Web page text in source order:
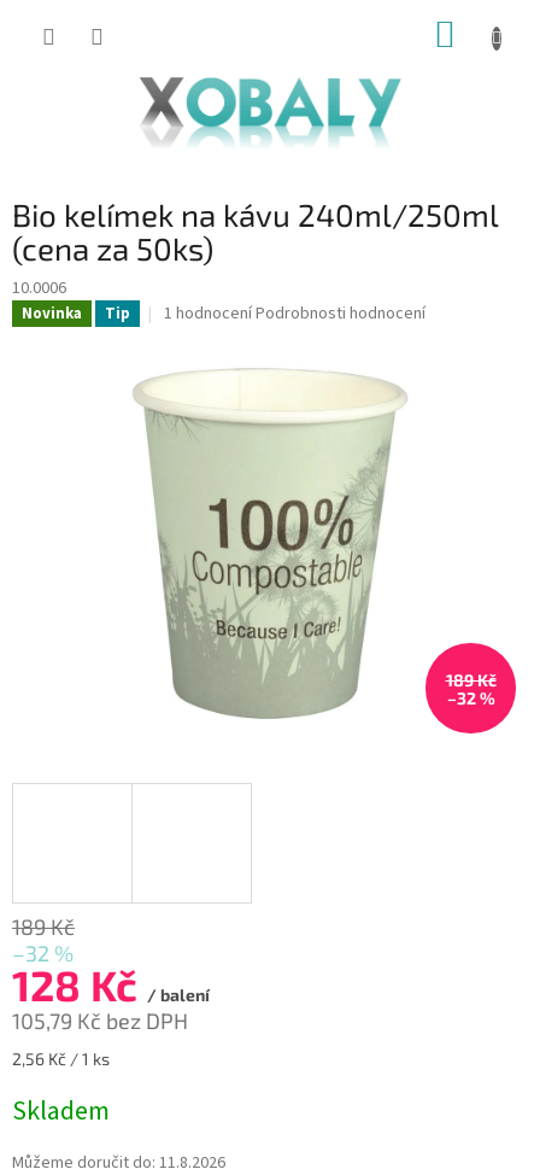
KOŠÍK
Bio kelímek na kávu 240ml/250ml
(cena za 50ks)
10.0006
Novinka Tip
Průměrné
je
5,0
z
1 hodnoceníPodrobnosti hodnocení
189 Kč
–32 %
189 Kč
–32 %
128 Kč / balení
105,79 Kč bez DPH
Měrná
2,56 Kč / 1 ks
Skladem
Můžeme doručit do: 11.8.2026